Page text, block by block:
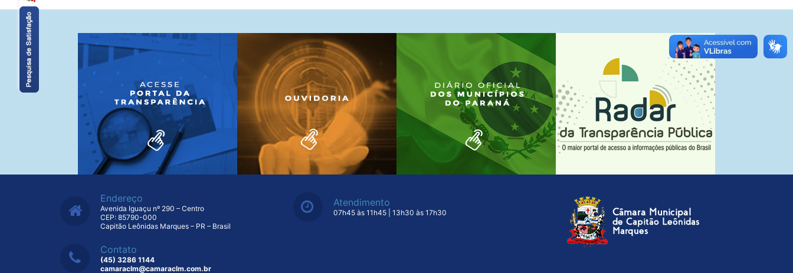
Endereço
Avenida Iguaçu nº 290 – Centro
CEP: 85790-000
Capitão Leônidas Marques – PR – Brasil
Contato
(45) 3286 1144
camaraclm@camaraclm.com.br
Atendimento
07h45 às 11h45 | 13h30 às 17h30